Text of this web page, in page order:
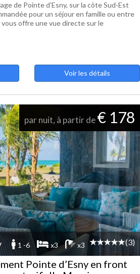
de Pointe d’Esny, sur la côte Sud-Est
pour un séjour en famille ou entre
offre une vue directe sur le
Voir les détails
par nuit, à partir de€ 178
1 -6 x3 x3 (3)
Pointe d’Esny en front